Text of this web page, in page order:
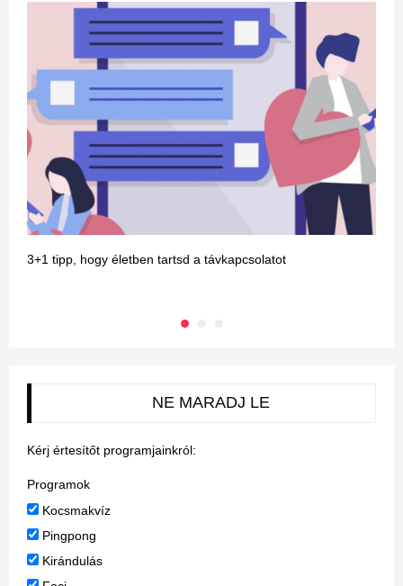
3+1 tipp, hogy életben tartsd a távkapcsolatot
NE MARADJ LE
Kérj értesítőt programjainkról:
Programok
Kocsmakvíz
Pingpong
Kirándulás